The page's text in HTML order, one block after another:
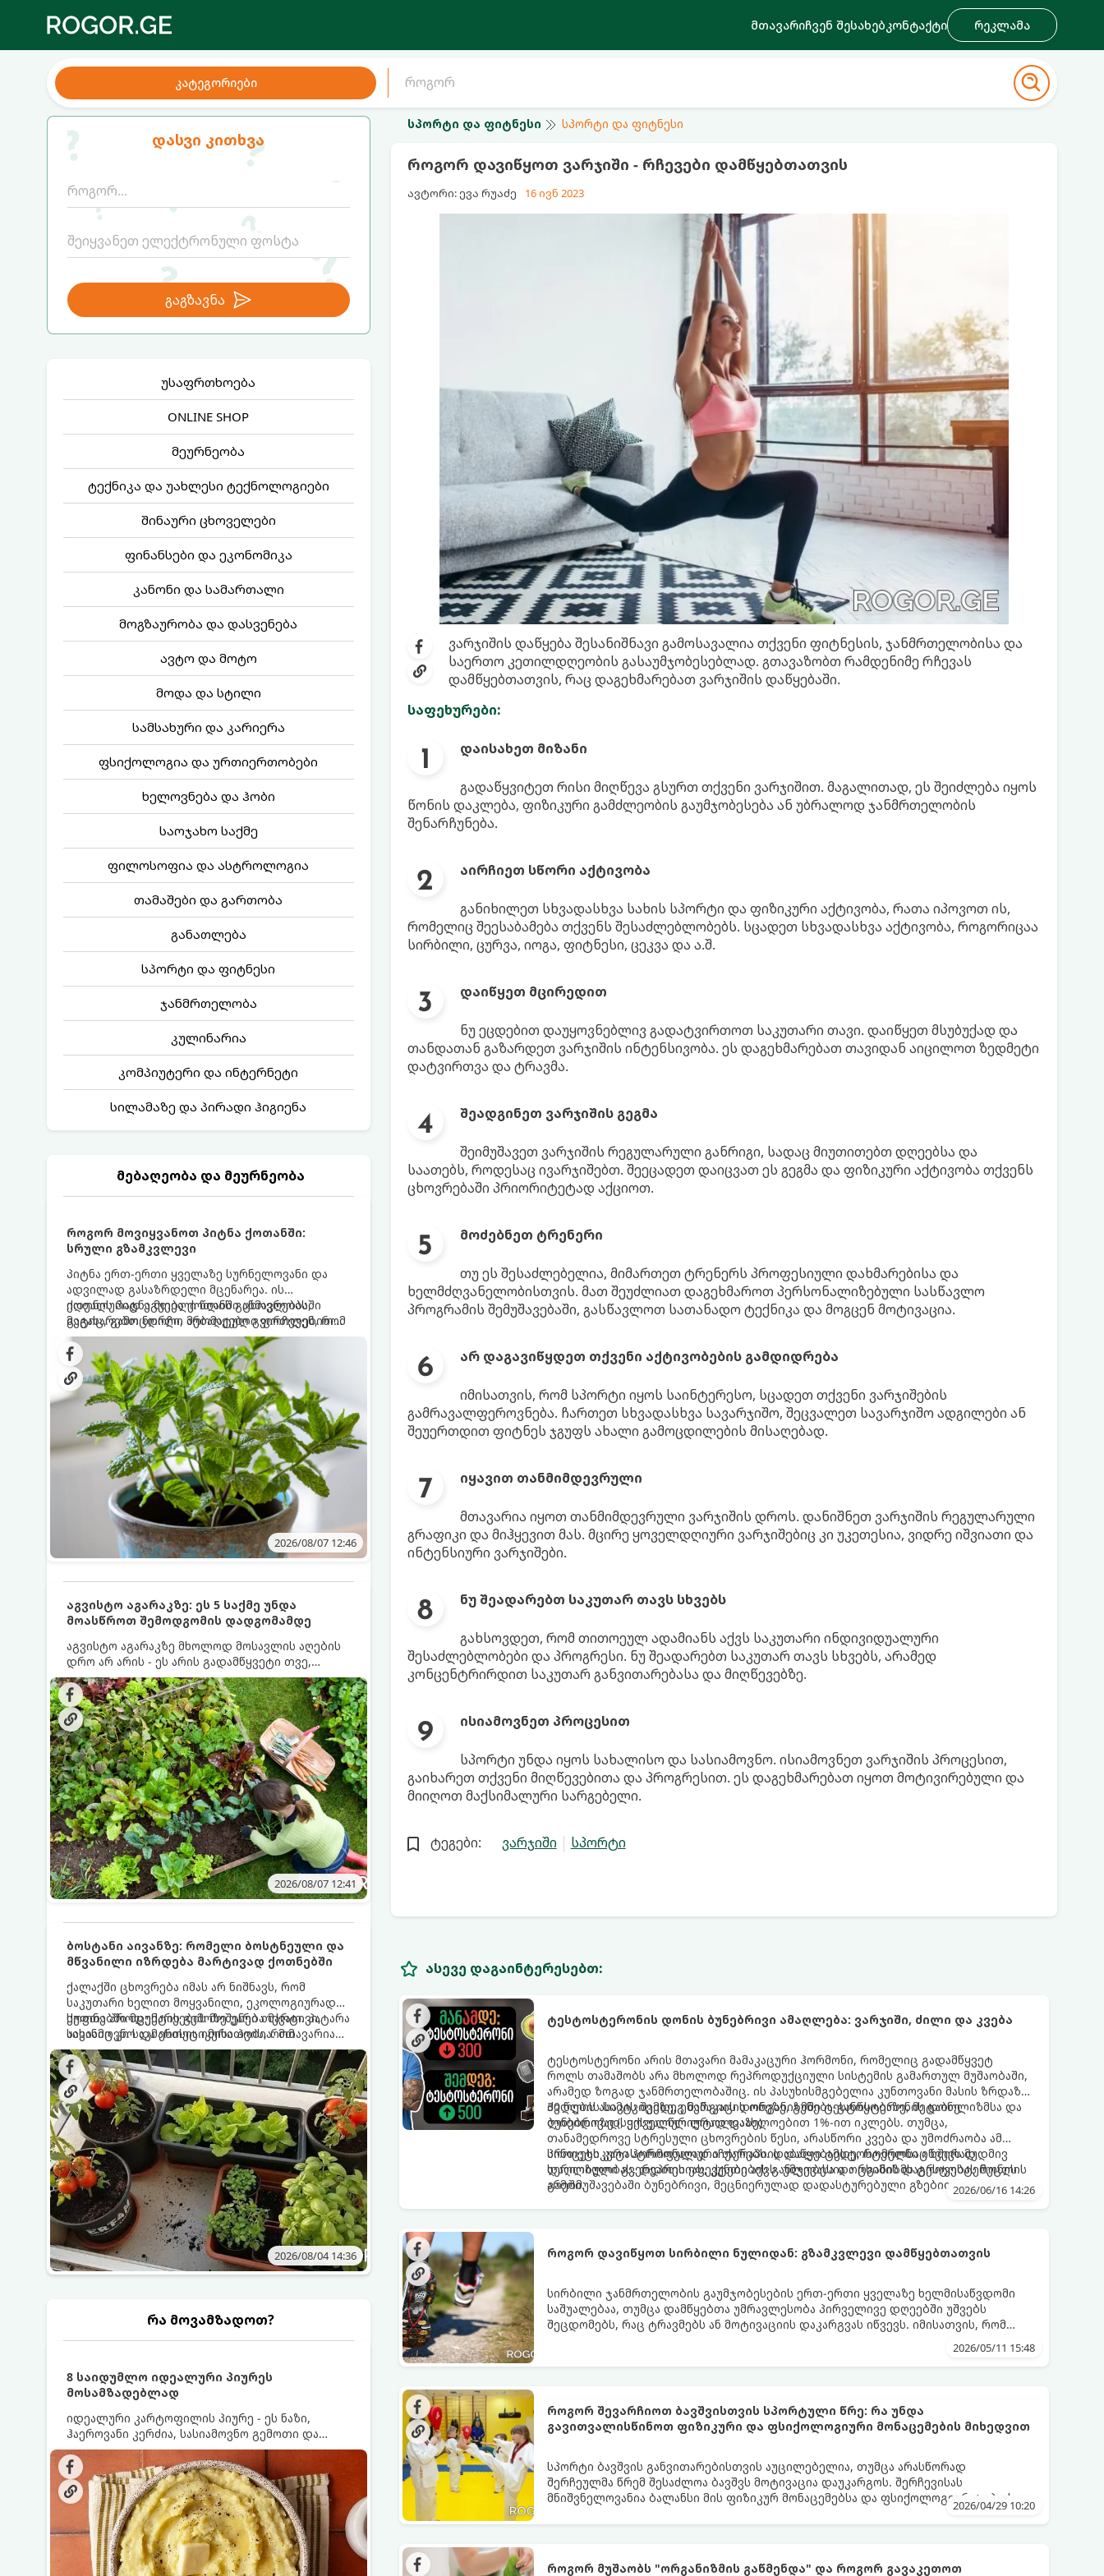
მთავარიჩვენ შესახებკონტაქტი რეკლამა
კატეგორიები
დასვი კითხვა
გაგზავნა
უსაფრთხოება
ONLINE SHOP
მეურნეობა
ტექნიკა და უახლესი ტექნოლოგიები
შინაური ცხოველები
ფინანსები და ეკონომიკა
კანონი და სამართალი
მოგზაურობა და დასვენება
ავტო და მოტო
მოდა და სტილი
სამსახური და კარიერა
ფსიქოლოგია და ურთიერთობები
ხელოვნება და ჰობი
საოჯახო საქმე
ფილოსოფია და ასტროლოგია
თამაშები და გართობა
განათლება
სპორტი და ფიტნესი
ჯანმრთელობა
კულინარია
კომპიუტერი და ინტერნეტი
სილამაზე და პირადი ჰიგიენა
მებაღეობა და მეურნეობა
როგორ მოვიყვანოთ პიტნა ქოთანში:
სრული გზამკვლევი
პიტნა ერთ-ერთი ყველაზე სურნელოვანი და
ადვილად გასაზრდელი მცენარეა. ის
იდეალურად ეგუება ქოთანში ცხოვრებას,
მეტიც, გამოცდილი მებაღეები გვირჩევენ, რომ
პიტნა მხოლოდ ქოთანში მოვიყვანოთ, რადგან
ღია გრუნტში (ბაღში) დარგვისას ის ფესვებით
ძალიან სწრაფად ვრცელდება და სხვა
მცენარეებს ავიწროებს.
ქოთნის პიტნა მთელი წლის განმავლობაში
გაგახარებთ ნორჩი, არომატული ფოთლებით
ჩაის, ლიმონათისა თუ კერძებისთვის.
2026/08/07 12:46
აგვისტო აგარაკზე: ეს 5 საქმე უნდა
მოასწროთ შემოდგომის დადგომამდე
აგვისტო აგარაკზე მხოლოდ მოსავლის აღების
დრო არ არის - ეს არის გადამწყვეტი თვე,
როდესაც საფუძველი ეყრება მომავალი წლის
მოსავალს და ბაღი მზადდება შემოდგომა-
ზამთრის სეზონისთვის. იმისათვის, რომ
ნიადაგმა ენერგია აღიდგინოს, ხოლო
მცენარეებმა ზამთარს გაუძლონ, აგვისტოს
ბოლომდე 5 მნიშვნელოვანი საქმის გაკეთება
უნდა მოასწროთ:
2026/08/07 12:41
ბოსტანი აივანზე: რომელი ბოსტნეული და
მწვანილი იზრდება მარტივად ქოთნებში
ქალაქში ცხოვრება იმას არ ნიშნავს, რომ
საკუთარი ხელით მოყვანილი, ეკოლოგიურად
სუფთა პროდუქტის გემოზე უარი თქვათ. პატარა
აივანიც კი საკმარისია იმისათვის, რომ
მოიწყოთ მინი-ბოსტანი, საიდანაც
ყოველდღიურად ახალ, არომატულ მწვანილსა
და ბოსტნეულს მოკრეფთ.
ქოთნებში მცენარეების მოშენება მარტივი,
სასიამოვნო და ესთეტიკური ჰობია. მთავარია
იცოდეთ, რომელი კულტურები ეგუებიან
ქოთნის პირობებს ყველაზე კარგად და როგორ
მოუაროთ მათ სწორად.
2026/08/04 14:36
რა მოვამზადოთ?
8 საიდუმლო იდეალური პიურეს
მოსამზადებლად
იდეალური კარტოფილის პიურე - ეს ნაზი,
ჰაეროვანი კერძია, სასიამოვნო გემოთი და
ნაღების-მოყვითალო ფერით. მისი მომზადება
ძალიან მარტივია, მაგრამ არსებობს რამდენიმე
საიდუმლო, რომლებიც უნდა იცოდეთ, რომ
პიურე იდეალურად გემრიელი გამოვიდეს.
სპორტი და ფიტნესი სპორტი და ფიტნესი
როგორ დავიწყოთ ვარჯიში - რჩევები დამწყებთათვის
ავტორი: ევა რუაძე 16 ივნ 2023
ვარჯიშის დაწყება შესანიშნავი გამოსავალია თქვენი ფიტნესის, ჯანმრთელობისა და
საერთო კეთილდღეობის გასაუმჯობესებლად. გთავაზობთ რამდენიმე რჩევას
დამწყებთათვის, რაც დაგეხმარებათ ვარჯიშის დაწყებაში.
საფეხურები:
დაისახეთ მიზანი
გადაწყვიტეთ რისი მიღწევა გსურთ თქვენი ვარჯიშით. მაგალითად, ეს შეიძლება იყოს
წონის დაკლება, ფიზიკური გამძლეობის გაუმჯობესება ან უბრალოდ ჯანმრთელობის
შენარჩუნება.
აირჩიეთ სწორი აქტივობა
განიხილეთ სხვადასხვა სახის სპორტი და ფიზიკური აქტივობა, რათა იპოვოთ ის,
რომელიც შეესაბამება თქვენს შესაძლებლობებს. სცადეთ სხვადასხვა აქტივობა, როგორიცაა
სირბილი, ცურვა, იოგა, ფიტნესი, ცეკვა და ა.შ.
დაიწყეთ მცირედით
ნუ ეცდებით დაუყოვნებლივ გადატვირთოთ საკუთარი თავი. დაიწყეთ მსუბუქად და
თანდათან გაზარდეთ ვარჯიშის ინტენსივობა. ეს დაგეხმარებათ თავიდან აიცილოთ ზედმეტი
დატვირთვა და ტრავმა.
შეადგინეთ ვარჯიშის გეგმა
შეიმუშავეთ ვარჯიშის რეგულარული განრიგი, სადაც მიუთითებთ დღეებსა და
საათებს, როდესაც ივარჯიშებთ. შეეცადეთ დაიცვათ ეს გეგმა და ფიზიკური აქტივობა თქვენს
ცხოვრებაში პრიორიტეტად აქციოთ.
მოძებნეთ ტრენერი
თუ ეს შესაძლებელია, მიმართეთ ტრენერს პროფესიული დახმარებისა და
ხელმძღვანელობისთვის. მათ შეუძლიათ დაგეხმაროთ პერსონალიზებული სასწავლო
პროგრამის შემუშავებაში, გასწავლოთ სათანადო ტექნიკა და მოგცენ მოტივაცია.
არ დაგავიწყდეთ თქვენი აქტივობების გამდიდრება
იმისათვის, რომ სპორტი იყოს საინტერესო, სცადეთ თქვენი ვარჯიშების
გამრავალფეროვნება. ჩართეთ სხვადასხვა სავარჯიშო, შეცვალეთ სავარჯიშო ადგილები ან
შეუერთდით ფიტნეს ჯგუფს ახალი გამოცდილების მისაღებად.
იყავით თანმიმდევრული
მთავარია იყოთ თანმიმდევრული ვარჯიშის დროს. დანიშნეთ ვარჯიშის რეგულარული
გრაფიკი და მიჰყევით მას. მცირე ყოველდღიური ვარჯიშებიც კი უკეთესია, ვიდრე იშვიათი და
ინტენსიური ვარჯიშები.
ნუ შეადარებთ საკუთარ თავს სხვებს
გახსოვდეთ, რომ თითოეულ ადამიანს აქვს საკუთარი ინდივიდუალური
შესაძლებლობები და პროგრესი. ნუ შეადარებთ საკუთარ თავს სხვებს, არამედ
კონცენტრირდით საკუთარ განვითარებასა და მიღწევებზე.
ისიამოვნეთ პროცესით
სპორტი უნდა იყოს სახალისო და სასიამოვნო. ისიამოვნეთ ვარჯიშის პროცესით,
გაიხარეთ თქვენი მიღწევებითა და პროგრესით. ეს დაგეხმარებათ იყოთ მოტივირებული და
მიიღოთ მაქსიმალური სარგებელი.
ტეგები: ვარჯიში სპორტი
ასევე დაგაინტერესებთ:
ტესტოსტერონის დონის ბუნებრივი ამაღლება: ვარჯიში, ძილი და კვება
ტესტოსტერონი არის მთავარი მამაკაცური ჰორმონი, რომელიც გადამწყვეტ
როლს თამაშობს არა მხოლოდ რეპროდუქციული სისტემის გამართულ მუშაობაში,
არამედ ზოგად ჯანმრთელობაშიც. ის პასუხისმგებელია კუნთოვანი მასის ზრდაზე,
ძვლების სიმტკიცეზე, ენერგიის დონეზე, გუნება-განწყობაზე, მეტაბოლიზმსა და
ლიბიდოზე (სექსუალურ ლტოლვაზე).
30 წლის ასაკის შემდეგ მამაკაცის ორგანიზმში ტესტოსტერონის დონე
ბუნებრივად, ყოველწლიურად დაახლოებით 1%-ით იკლებს. თუმცა,
თანამედროვე სტრესული ცხოვრების წესი, არასწორი კვება და უმოძრაობა ამ
პროცესს კატასტროფულად აჩქარებს. დაბალი ტესტოსტერონი იწვევს მუდმივ
დაღლილობას, დეპრესიას, კუნთების განლევასა და ცხიმის დაგროვებას მუცლის
არეში.
სინთეტიკური ჰორმონალური თერაპიის დაწყებამდე, რომელსაც ხშირად
სერიოზული გვერდითი ეფექტები აქვს, უმჯობესია ორგანიზმს ტესტოსტერონის
გამომუშავებაში ბუნებრივი, მეცნიერულად დადასტურებული გზებით დაეხმაროთ.
2026/06/16 14:26
როგორ დავიწყოთ სირბილი ნულიდან: გზამკვლევი დამწყებთათვის
სირბილი ჯანმრთელობის გაუმჯობესების ერთ-ერთი ყველაზე ხელმისაწვდომი
საშუალებაა, თუმცა დამწყებთა უმრავლესობა პირველივე დღეებში უშვებს
შეცდომებს, რაც ტრავმებს ან მოტივაციის დაკარგვას იწვევს. იმისათვის, რომ
2026/05/11 15:48
როგორ შევარჩიოთ ბავშვისთვის სპორტული წრე: რა უნდა
გავითვალისწინოთ ფიზიკური და ფსიქოლოგიური მონაცემების მიხედვით
სპორტი ბავშვის განვითარებისთვის აუცილებელია, თუმცა არასწორად
შერჩეულმა წრემ შესაძლოა ბავშვს მოტივაცია დაუკარგოს. შერჩევისას
მნიშვნელოვანია ბალანსი მის ფიზიკურ მონაცემებსა და ფსიქოლოგიურ ტიპაჟს
2026/04/29 10:20
როგორ მუშაობს "ორგანიზმის გაწმენდა" და როგორ გავაკეთოთ